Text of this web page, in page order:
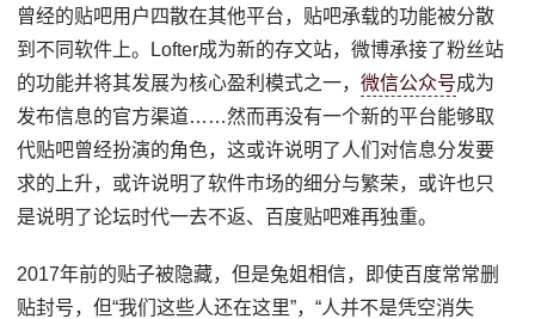
曾经的贴吧用户四散在其他平台，贴吧承载的功能被分散
到不同软件上。Lofter成为新的存文站，微博承接了粉丝站
的功能并将其发展为核心盈利模式之一，微信公众号成为
发布信息的官方渠道……然而再没有一个新的平台能够取
代贴吧曾经扮演的角色，这或许说明了人们对信息分发要
求的上升，或许说明了软件市场的细分与繁荣，或许也只
是说明了论坛时代一去不返、百度贴吧难再独重。
2017年前的贴子被隐藏，但是兔姐相信，即使百度常常删
贴封号，但“我们这些人还在这里”，“人并不是凭空消失